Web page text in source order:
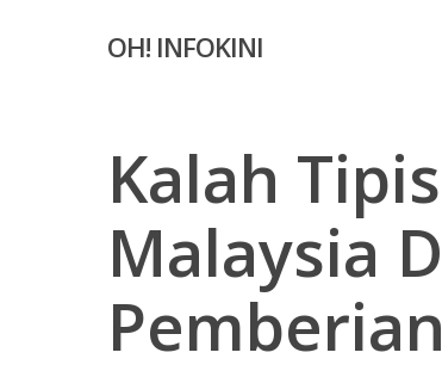
OH! INFOKINI
Kalah
Malaysia